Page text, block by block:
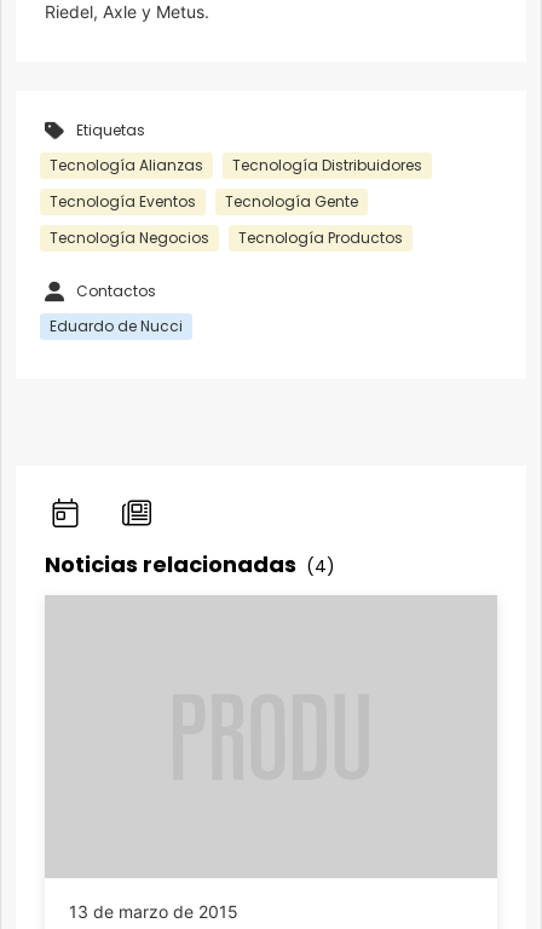
Riedel, Axle y Metus.
Etiquetas
Tecnología Alianzas
Tecnología Distribuidores
Tecnología Eventos
Tecnología Gente
Tecnología Negocios
Tecnología Productos
Contactos
Eduardo de Nucci
Noticias relacionadas (4)
13 de marzo de 2015